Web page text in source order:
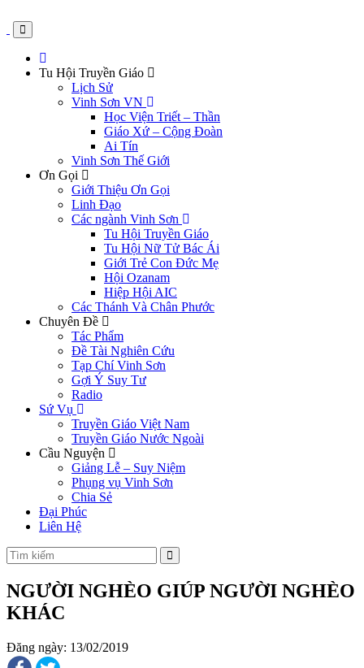
Tu Hội Truyền Giáo
Lịch Sử
Vinh Sơn VN
Học Viện Triết – Thần
Giáo Xứ – Cộng Đoàn
Ai Tín
Vinh Sơn Thế Giới
Ơn Gọi
Giới Thiệu Ơn Gọi
Linh Đạo
Các ngành Vinh Sơn
Tu Hội Truyền Giáo
Tu Hội Nữ Tử Bác Ái
Giới Trẻ Con Đức Mẹ
Hội Ozanam
Hiệp Hội AIC
Các Thánh Và Chân Phước
Chuyên Đề
Tác Phẩm
Đề Tài Nghiên Cứu
Tạp Chí Vinh Sơn
Gợi Ý Suy Tư
Radio
Sứ Vụ
Truyền Giáo Việt Nam
Truyền Giáo Nước Ngoài
Cầu Nguyện
Giảng Lễ – Suy Niệm
Phụng vụ Vinh Sơn
Chia Sẻ
Đại Phúc
Liên Hệ
NGƯỜI NGHÈO GIÚP NGƯỜI NGHÈO
KHÁC
Đăng ngày: 13/02/2019